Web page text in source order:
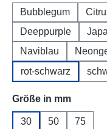
Bubblegum
Deeppurple
Naviblau
rot-schwarz
Größe in mm
30 50 75